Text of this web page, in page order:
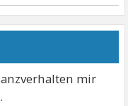
mir